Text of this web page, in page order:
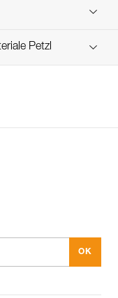
IT
IT Petzl